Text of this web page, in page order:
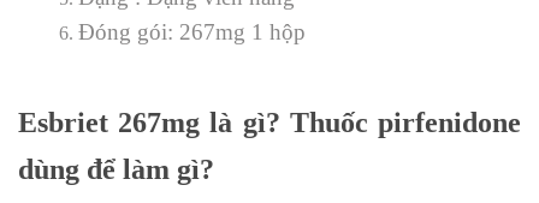
Đóng gói: 267mg 1 hộp
Esbriet 267mg là gì? Thuốc pirfenidone
dùng để làm gì?